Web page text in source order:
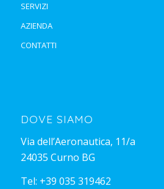
SERVIZI
AZIENDA
CONTATTI
DOVE SIAMO
Via dell’Aeronautica, 11/a
24035 Curno BG
Tel: +39 035 319462